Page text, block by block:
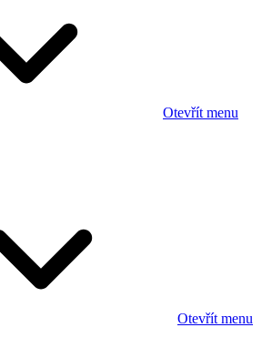
Otevřít menu
Otevřít menu